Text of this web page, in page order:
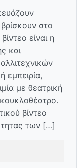
στο
είναι η
και
εμπειρία,
με θεατρική
βίντεο
των […]